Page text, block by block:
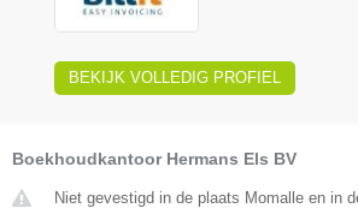
BEKIJK VOLLEDIG PROFIEL
Boekhoudkantoor Hermans Els BV
Niet gevestigd in de plaats Momalle en in